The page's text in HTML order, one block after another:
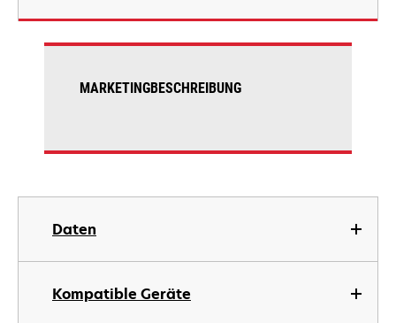
Daten
Kompatible Geräte
MARKETINGBESCHREIBUNG